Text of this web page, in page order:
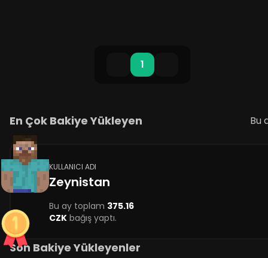
1
En Çok Bakiye Yükleyen Bu
KULLANICI ADI
Zeynistan
Bu ay toplam 375.16
CZK bağış yaptı.
Son Bakiye Yükleyenler